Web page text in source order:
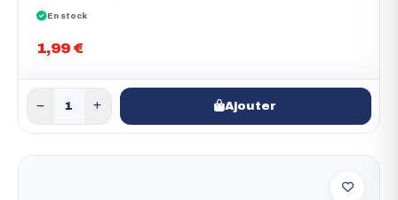
En stock
1,99 €
Ajouter